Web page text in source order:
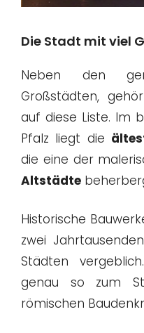
Die Stadt mit viel
Neben den
Großstädten,
auf diese Liste. Im
Pfalz liegt die
die eine der
Altstädte
Historische
zwei
Städten
genau so zum
römischen